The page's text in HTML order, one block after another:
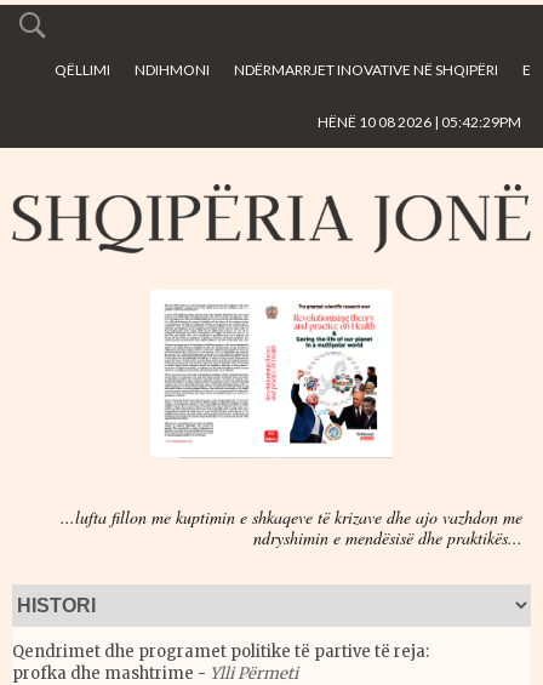
main
QËLLIMI NDIHMONI NDËRMARRJET INOVATIVE NË SHQIPËRI E
HËNË 10 08 2026 | 05:42:29PM
...lufta fillon me kuptimin e shkaqeve të krizave dhe ajo vazhdon me
ndryshimin e mendësisë dhe praktikës...
Qendrimet dhe programet politike të partive të reja:
profka dhe mashtrime - Ylli Përmeti